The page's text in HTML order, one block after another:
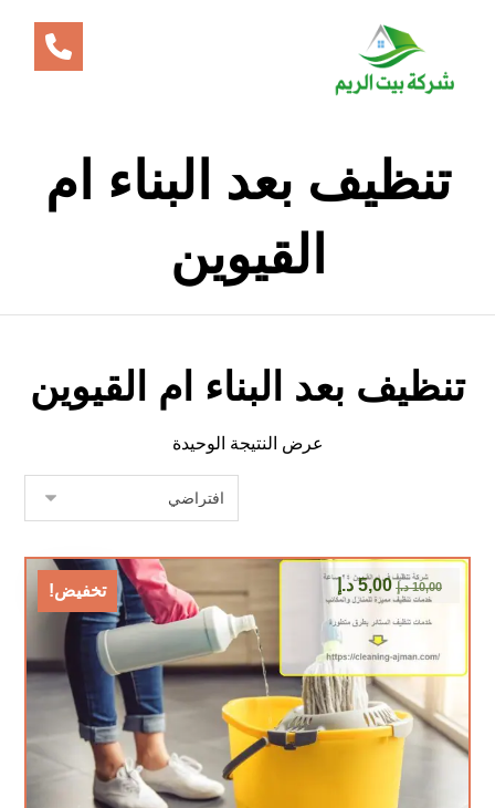
تنظيف بعد البناء ام
القيوين
تنظيف بعد البناء ام القيوين
عرض النتيجة الوحيدة
تخفيض! 10,00 د.إ 5,00 د.إ